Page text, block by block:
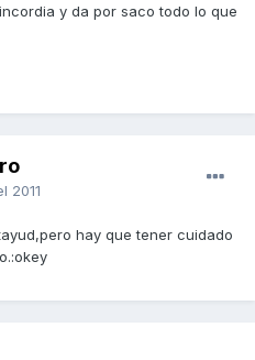
y da por saco todo lo que
2011
hay que tener cuidado